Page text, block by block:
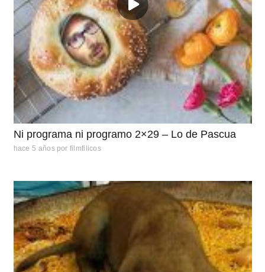
Ni programa ni programo 2×29 – Lo de Pascua
hace 5 años por filmfilicos